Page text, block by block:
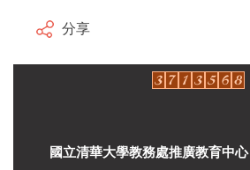
分享
國立清華大學教務處推廣教育中心